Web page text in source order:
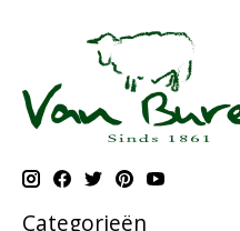
Categorieën